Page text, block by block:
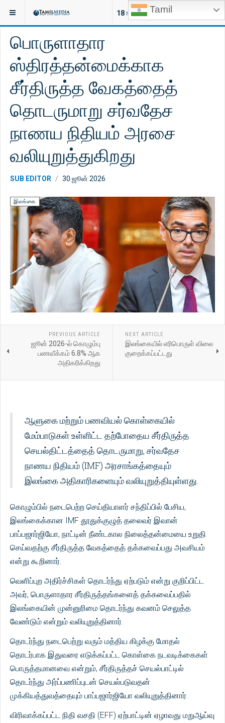
Tamil
18 NEW ARTICLES
இருக்குமிடம்: செய்திகள்
பொருளாதார
ஸ்திரத்தன்மைக்காக
சீர்திருத்த வேகத்தைத்
தொடருமாறு சர்வதேச
நாணய நிதியம் அரசை
வலியுறுத்துகிறது
SUB EDITOR 30 ஜூன் 2026
இலங்கை
PREVIOUS ARTICLE
ஜூன் 2026-ல் கொழும்பு
பணவீக்கம் 6.8% ஆக
அதிகரிக்கிறது
NEXT ARTICLE
இலங்கையில் எரிபொருள் விலை
குறைக்கப்பட்டது
ஆளுகை மற்றும் பணவியல் கொள்கையில்
மேம்பாடுகள் உள்ளிட்ட தற்போதைய சீர்திருத்த
செயல்திட்டத்தைத் தொடருமாறு, சர்வதேச
நாணய நிதியம் (IMF) அரசாங்கத்தையும்
இலங்கை அதிகாரிகளையும் வலியுறுத்தியுள்ளது.
கொழும்பில் நடைபெற்ற செய்தியாளர் சந்திப்பில் பேசிய,
இலங்கைக்கான IMF தூதுக்குழுத் தலைவர் இவான்
பாப்பஜார்ஜியோ, நாட்டின் நீண்டகால நிலைத்தன்மையை உறுதி
செய்வதற்கு சீர்திருத்த வேகத்தைத் தக்கவைப்பது அவசியம்
என்று கூறினார்.
வெளிப்புற அதிர்ச்சிகள் தொடர்ந்து ஏற்படும் என்று குறிப்பிட்ட
அவர், பொருளாதார சீர்திருத்தங்களைத் தக்கவைப்பதில்
இலங்கையின் முன்னுரிமை தொடர்ந்து கவனம் செலுத்த
வேண்டும் என்றும் வலியுறுத்தினார்.
தொடர்ந்து நடைபெற்று வரும் மத்திய கிழக்கு மோதல்
தொடர்பாக இதுவரை எடுக்கப்பட்ட கொள்கை நடவடிக்கைகள்
பொருத்தமானவை என்றும், சீர்திருத்தச் செயல்பாட்டில்
தொடர்ந்து அர்ப்பணிப்புடன் செயல்படுவதன்
முக்கியத்துவத்தையும் பாப்பஜார்ஜியோ வலியுறுத்தினார்.
விரிவாக்கப்பட்ட நிதி வசதி (EFF) ஏற்பாட்டின் ஏழாவது மறுஆய்வு